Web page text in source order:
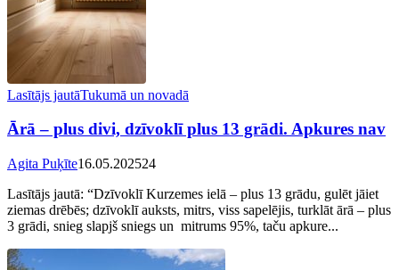
Lasītājs jautāTukumā un novadā
Ārā – plus divi, dzīvoklī plus 13 grādi. Apkures nav
Agita Puķīte16.05.202524
Lasītājs jautā: “Dzīvoklī Kurzemes ielā – plus 13 grādu, gulēt jāiet
ziemas drēbēs; dzīvoklī auksts, mitrs, viss sapelējis, turklāt ārā – plus
3 grādi, snieg slapjš sniegs un mitrums 95%, taču apkure...